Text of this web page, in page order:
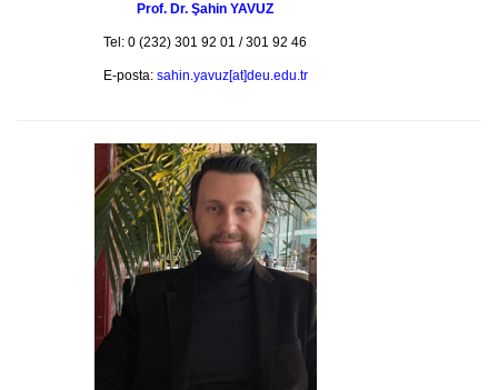
Prof. Dr. Şahin YAVUZ
Tel: 0 (232) 301 92 01 / 301 92 46
E-posta: sahin.yavuz[at]deu.edu.tr